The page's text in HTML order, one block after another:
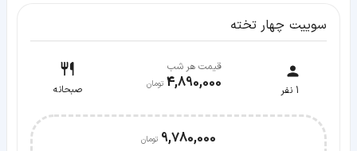
سوییت چهار تخته
1 نفر
قیمت هر شب
4,890,000 صبحانه
9,780,000